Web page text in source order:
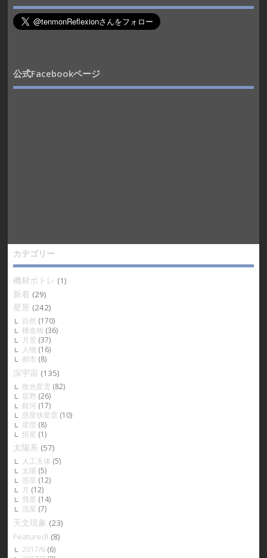
公式Facebookページ
カテゴリー
機材ポトレ (1)
新着 (29)
星景 (242)
自然 (170)
構造物 (36)
月景 (37)
人物 (16)
都市 (8)
深宇宙 (135)
散光星雲 (82)
星野 (26)
銀河 (17)
惑星状星雲 (10)
星団 (8)
恒星 (1)
太陽系 (57)
人工天体 (5)
太陽 (5)
惑星 (12)
月 (12)
彗星 (14)
流星 (7)
天文現象 (23)
Featured! (8)
2017/6(6)